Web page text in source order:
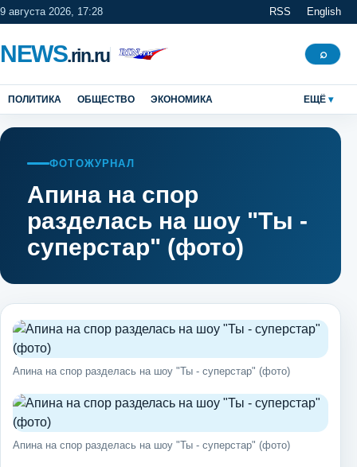
9 августа 2026, 17:28 RSS English
NEWS.rin.ru Поиск
⌕
ПОЛИТИКА ОБЩЕСТВО ЭКОНОМИКА ЕЩЁ
ФОТОЖУРНАЛ
Апина на спор
разделась на шоу "Ты -
суперстар" (фото)
Апина на спор разделась на шоу "Ты - суперстар" (фото)
Апина на спор разделась на шоу "Ты - суперстар" (фото)